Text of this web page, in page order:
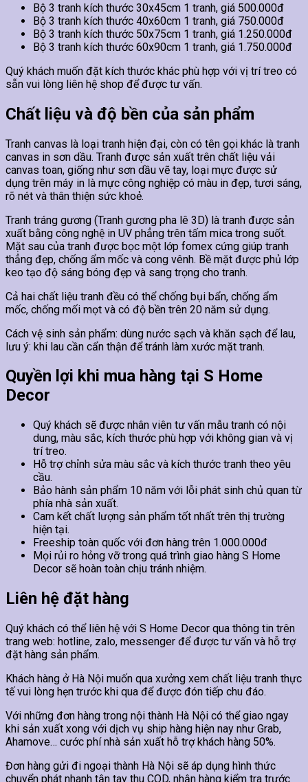
Bộ 3 tranh kích thước 30x45cm 1 tranh, giá 500.000đ
Bộ 3 tranh kích thước 40x60cm 1 tranh, giá 750.000đ
Bộ 3 tranh kích thước 50x75cm 1 tranh, giá 1.250.000đ
Bộ 3 tranh kích thước 60x90cm 1 tranh, giá 1.750.000đ
Quý khách muốn đặt kích thước khác phù hợp với vị trí treo có
sẵn vui lòng liên hệ shop để được tư vấn.
Chất liệu và độ bền của sản phẩm
Tranh canvas là loại tranh hiện đại, còn có tên gọi khác là tranh
canvas in sơn dầu. Tranh được sản xuất trên chất liệu vải
canvas toan, giống như sơn dầu vẽ tay, loại mực được sử
dụng trên máy in là mực công nghiệp có màu in đẹp, tươi sáng,
rõ nét và thân thiện sức khoẻ.
Tranh tráng gương (Tranh gương pha lê 3D) là tranh được sản
xuất bằng công nghệ in UV phẳng trên tấm mica trong suốt.
Mặt sau của tranh được bọc một lớp fomex cứng giúp tranh
thẳng đẹp, chống ẩm mốc và cong vênh. Bề mặt được phủ lớp
keo tạo độ sáng bóng đẹp và sang trọng cho tranh.
Cả hai chất liệu tranh đều có thể chống bụi bẩn, chống ẩm
mốc, chống mối mọt và có độ bền trên 20 năm sử dụng.
Cách vệ sinh sản phẩm: dùng nước sạch và khăn sạch để lau,
lưu ý: khi lau cần cẩn thận để tránh làm xước mặt tranh.
Quyền lợi khi mua hàng tại S Home
Decor
Quý khách sẽ được nhân viên tư vấn mẫu tranh có nội
dung, màu sắc, kích thước phù hợp với không gian và vị
trí treo.
Hỗ trợ chỉnh sửa màu sắc và kích thước tranh theo yêu
cầu.
Bảo hành sản phẩm 10 năm với lỗi phát sinh chủ quan từ
phía nhà sản xuất.
Cam kết chất lượng sản phẩm tốt nhất trên thị trường
hiện tại.
Freeship toàn quốc với đơn hàng trên 1.000.000đ
Mọi rủi ro hỏng vỡ trong quá trình giao hàng S Home
Decor sẽ hoàn toàn chịu tránh nhiệm.
Liên hệ đặt hàng
Quý khách có thể liên hệ với S Home Decor qua thông tin trên
trang web: hotline, zalo, messenger để được tư vấn và hỗ trợ
đặt hàng sản phẩm.
Khách hàng ở Hà Nội muốn qua xưởng xem chất liệu tranh thực
tế vui lòng hẹn trước khi qua để được đón tiếp chu đáo.
Với những đơn hàng trong nội thành Hà Nội có thể giao ngay
khi sản xuất xong với dịch vụ ship hàng hiện nay như Grab,
Ahamove… cước phí nhà sản xuất hỗ trợ khách hàng 50%.
Đơn hàng gửi đi ngoại thành Hà Nội sẽ áp dụng hình thức
chuyển phát nhanh tận tay thu COD, nhận hàng kiểm tra trước